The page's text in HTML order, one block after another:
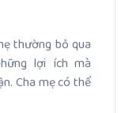
thường bỏ qua
lợi ích mà
Cha mẹ có thể